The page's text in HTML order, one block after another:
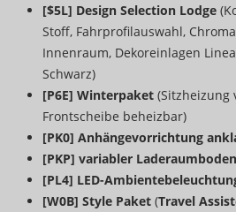
[$5L] Design Selection Lodge
Stoff, Fahrprofilauswahl,
Innenraum, Dekoreinlagen
Schwarz)
[P6E] Winterpaket
Frontscheibe beheizbar)
[PK0] Anhängevorrichtung
[PKP] variabler Laderaumboden
[PL4] LED-
[W0B] Style Paket (Travel